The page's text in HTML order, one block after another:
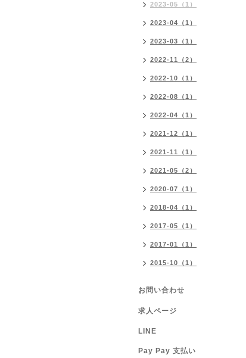
2023-05（1）
2023-04（1）
2023-03（1）
2022-11（2）
2022-10（1）
2022-08（1）
2022-04（1）
2021-12（1）
2021-11（1）
2021-05（2）
2020-07（1）
2018-04（1）
2017-05（1）
2017-01（1）
2015-10（1）
お問い合わせ
求人ページ
LINE
Pay Pay 支払い